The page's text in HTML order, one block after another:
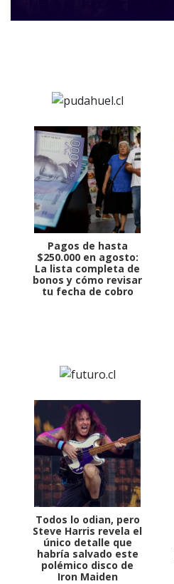
Pagos de hasta
$250.000 en agosto:
La lista completa de
bonos y cómo revisar
tu fecha de cobro
Todos lo odian, pero
Steve Harris revela el
único detalle que
habría salvado este
polémico disco de
Iron Maiden